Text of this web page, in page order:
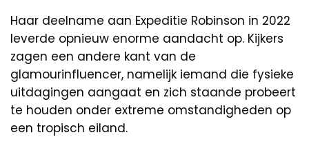
Haar deelname aan Expeditie Robinson in 2022
leverde opnieuw enorme aandacht op. Kijkers
zagen een andere kant van de
glamourinfluencer, namelijk iemand die fysieke
uitdagingen aangaat en zich staande probeert
te houden onder extreme omstandigheden op
een tropisch eiland.